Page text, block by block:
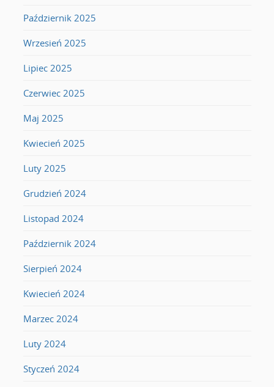
Październik 2025
Wrzesień 2025
Lipiec 2025
Czerwiec 2025
Maj 2025
Kwiecień 2025
Luty 2025
Grudzień 2024
Listopad 2024
Październik 2024
Sierpień 2024
Kwiecień 2024
Marzec 2024
Luty 2024
Styczeń 2024